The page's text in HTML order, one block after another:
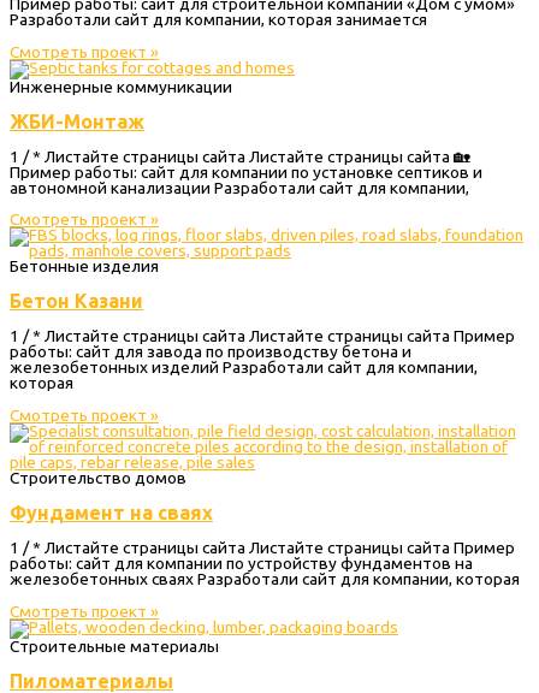
Разработали сайт для компании, которая занимается
Смотреть проект »
Инженерные коммуникации
ЖБИ-Монтаж
1 / * Листайте страницы сайта Листайте страницы сайта 🏡
Пример работы: сайт для компании по установке септиков и
автономной канализации Разработали сайт для компании,
Смотреть проект »
Бетонные изделия
Бетон Казани
1 / * Листайте страницы сайта Листайте страницы сайта Пример
работы: сайт для завода по производству бетона и
железобетонных изделий Разработали сайт для компании,
которая
Смотреть проект »
Строительство домов
Фундамент на сваях
1 / * Листайте страницы сайта Листайте страницы сайта Пример
работы: сайт для компании по устройству фундаментов на
железобетонных сваях Разработали сайт для компании, которая
Смотреть проект »
Строительные материалы
Пиломатериалы